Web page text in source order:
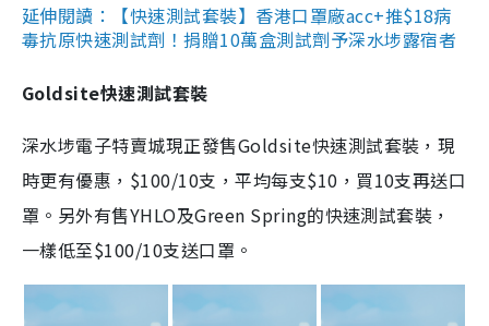
延伸閱讀：【快速測試套裝】香港口罩廠acc+推$18病
毒抗原快速測試劑！捐贈10萬盒測試劑予深水埗露宿者
Goldsite快速測試套裝
深水埗電子特賣城現正發售Goldsite快速測試套裝，現
時更有優惠，$100/10支，平均每支$10，買10支再送口
罩。另外有售YHLO及Green Spring的快速測試套裝，
一樣低至$100/10支送口罩。